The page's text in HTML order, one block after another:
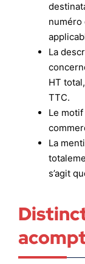
numéro
La
HT
TTC.
Le
La
s’agit